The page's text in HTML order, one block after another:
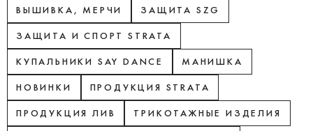
ВЫШИВКА, МЕРЧИ ЗАЩИТА SZG
ЗАЩИТА И СПОРТ STRATA
КУПАЛЬНИКИ SAY DANCE МАНИШКА
НОВИНКИ ПРОДУКЦИЯ STRATA
ПРОДУКЦИЯ ЛИВ ТРИКОТАЖНЫЕ ИЗДЕЛИЯ